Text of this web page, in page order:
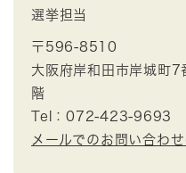
選挙担当
〒596-8510
大阪府岸和田市岸城町
階
Tel：072-423-9693
メールでのお問い合わ